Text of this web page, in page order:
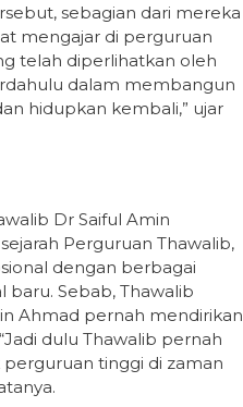
sebagian dari mereka
mengajar di perguruan
telah diperlihatkan oleh
dalam membangun
hidupkan kembali,” ujar
Dr Saiful Amin
Perguruan Thawalib,
dengan berbagai
Sebab, Thawalib
Ahmad pernah mendirikan
dulu Thawalib pernah
tinggi di zaman